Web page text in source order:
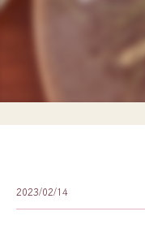
2023/02/14